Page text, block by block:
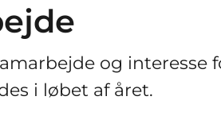
og interesse
i løbet af året.